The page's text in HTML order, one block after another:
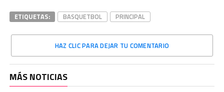
ETIQUETAS: BASQUETBOL PRINCIPAL
HAZ CLIC PARA DEJAR TU COMENTARIO
MÁS NOTICIAS